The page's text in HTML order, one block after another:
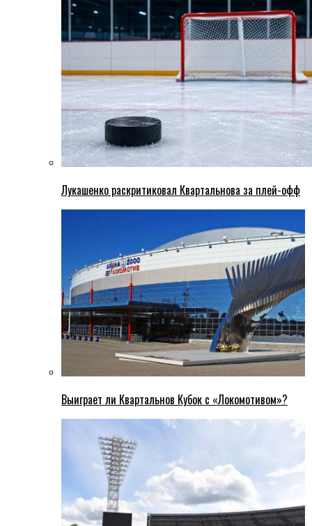
Лукашенко раскритиковал Квартальнова за плей-офф
Выиграет ли Квартальнов Кубок с «Локомотивом»?